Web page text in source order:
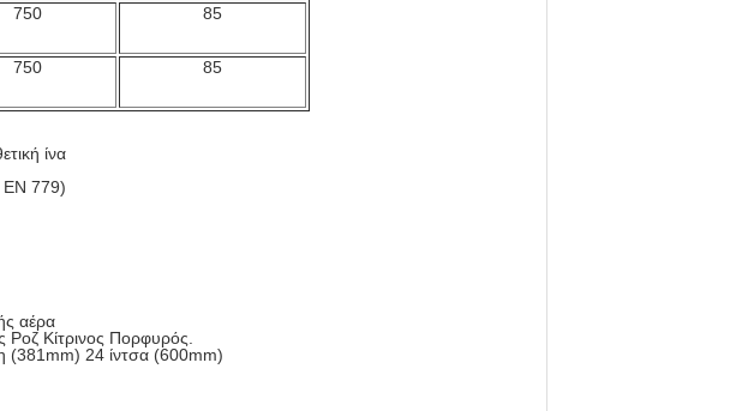
750 85
750 85
ίνα
EN 779)
αέρα
Ροζ Κίτρινος Πορφυρός.
(381mm) 24 ίντσα (600mm)